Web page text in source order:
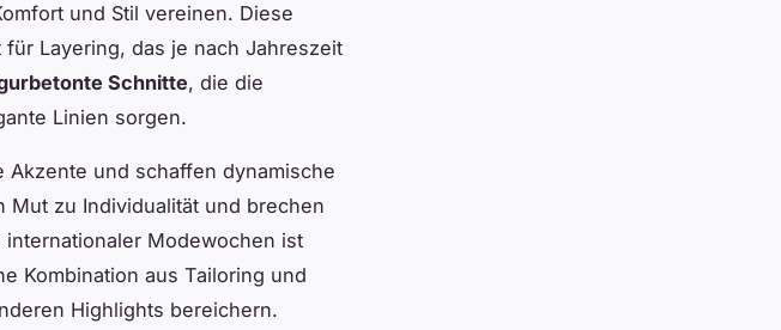
und Stil vereinen. Diese
Layering, das je nach Jahreszeit
Schnitte, die die
Linien sorgen.
und schaffen dynamische
Mut zu Individualität und brechen
Modewochen ist
Kombination aus Tailoring und
Highlights bereichern.